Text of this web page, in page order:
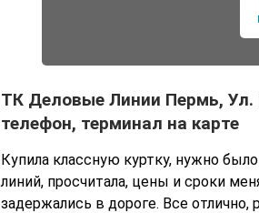
ТК Деловые Линии Пермь,
телефон, терминал на карте
Купила классную куртку, нужно
линий, просчитала, цены и сроки
задержались в дороге. Все